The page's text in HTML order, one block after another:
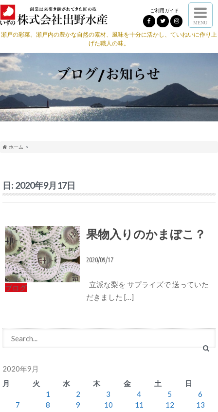
ご利用ガイド
MENU
瀬戸の彩菜。瀬戸内の豊かな自然の素材、風味を十分に活かし、ていねいに作り上
げた職人の味。
ホーム
日: 2020年9月17日
ブログ
果物入りのかまぼこ？
2020/09/17
立派な梨を サプライズで 送っていた
だきました […]
2020年9月
月
火 水 木 金 土
日
1
2 3 4 5
6
7
8 9 10 11 12
13